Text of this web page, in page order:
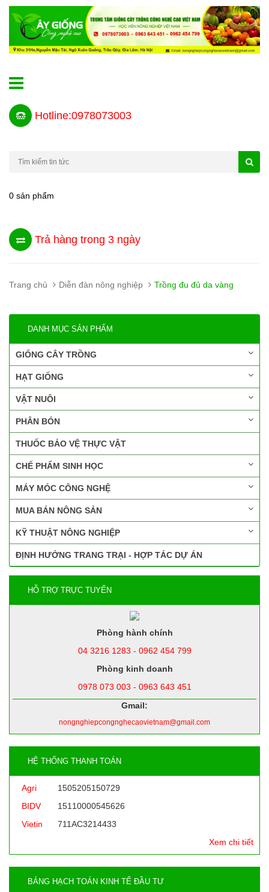
Hotline:0978073003
0 sản phẩm
Trả hàng trong 3 ngày
Trang chủ Diễn đàn nông nghiệp Trồng đu đủ da vàng
DANH MỤC SẢN PHẨM
GIỐNG CÂY TRỒNG
HẠT GIỐNG
VẬT NUÔI
PHÂN BÓN
THUỐC BẢO VỆ THỰC VẬT
CHẾ PHẨM SINH HỌC
MÁY MÓC CÔNG NGHỆ
MUA BÁN NÔNG SẢN
KỸ THUẬT NÔNG NGHIỆP
ĐỊNH HƯỚNG TRANG TRẠI - HỢP TÁC DỰ ÁN
HỖ TRỢ TRỰC TUYẾN
Phòng hành chính
04 3216 1283 - 0962 454 799
Phòng kinh doanh
0978 073 003 - 0963 643 451
Gmail:
nongnghiepcongnghecaovietnam@gmail.com
HỆ THỐNG THANH TOÁN
Agri
1505205150729
BIDV
15110000545626
Vietin
711AC3214433
Xem chi tiết
BẢNG HẠCH TOÁN KINH TẾ ĐẦU TƯ